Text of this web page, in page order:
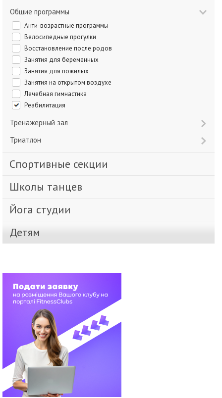
Общие программы
Анти-возрастные программы
Велосипедные прогулки
Восстановление после родов
Занятия для беременных
Занятия для пожилых
Занятия на открытом воздухе
Лечебная гимнастика
Реабилитация
Тренажерный зал
Триатлон
Спортивные секции
Школы танцев
Йога студии
Детям